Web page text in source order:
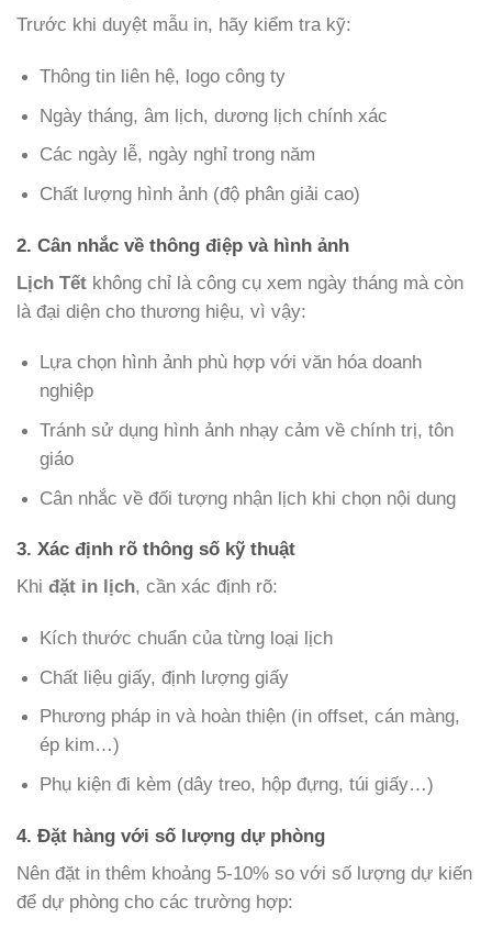
Trước khi duyệt mẫu in, hãy kiểm tra kỹ:
Thông tin liên hệ, logo công ty
Ngày tháng, âm lịch, dương lịch chính xác
Các ngày lễ, ngày nghỉ trong năm
Chất lượng hình ảnh (độ phân giải cao)
2. Cân nhắc về thông điệp và hình ảnh
Lịch Tết không chỉ là công cụ xem ngày tháng mà còn
là đại diện cho thương hiệu, vì vậy:
Lựa chọn hình ảnh phù hợp với văn hóa doanh
nghiệp
Tránh sử dụng hình ảnh nhạy cảm về chính trị, tôn
giáo
Cân nhắc về đối tượng nhận lịch khi chọn nội dung
3. Xác định rõ thông số kỹ thuật
Khi đặt in lịch, cần xác định rõ:
Kích thước chuẩn của từng loại lịch
Chất liệu giấy, định lượng giấy
Phương pháp in và hoàn thiện (in offset, cán màng,
ép kim…)
Phụ kiện đi kèm (dây treo, hộp đựng, túi giấy…)
4. Đặt hàng với số lượng dự phòng
Nên đặt in thêm khoảng 5-10% so với số lượng dự kiến
để dự phòng cho các trường hợp: